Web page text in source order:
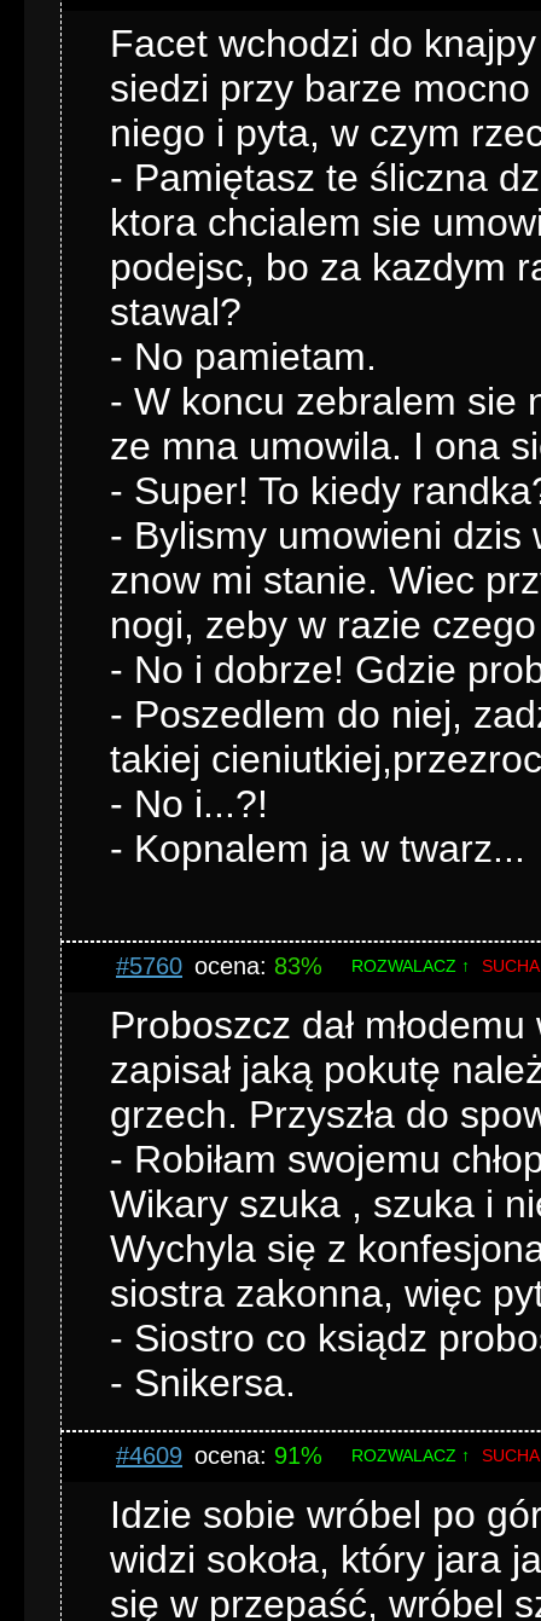
Facet wchodzi do
siedzi przy barze
niego i pyta, w czym
- Pamiętasz te śliczna
ktora chcialem sie
podejsc, bo za kazdym
stawal?
- No pamietam.
- W koncu zebralem sie
ze mna umowila. I ona
- Super! To kiedy
- Bylismy umowieni dzis
znow mi stanie. Wiec
nogi, zeby w razie
- No i dobrze! Gdzie
- Poszedlem do niej,
takiej
- No i...?!
- Kopnalem ja w twarz...
#5760 ocena: 83% ROZWALACZ ↑
Proboszcz dał
zapisał jaką pokutę
grzech. Przyszła do
- Robiłam swojemu
Wikary szuka , szuka i
Wychyla się z
siostra zakonna, więc
- Siostro co ksiądz
- Snikersa.
#4609 ocena: 91% ROZWALACZ ↑
Idzie sobie wróbel po
widzi sokoła, który jara
się w przepaść, wróbel